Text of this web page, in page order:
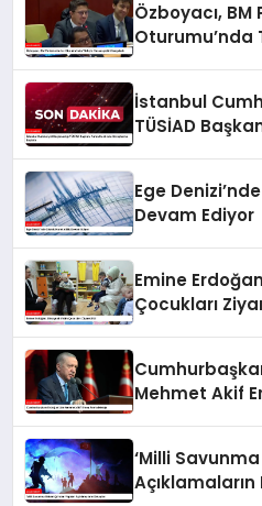
Özboyacı,
Oturumu’nda
İstanbul
TÜSİAD
Ege
Devam Ediyor
Emine
Çocukları
Mehmet Akif
‘Milli
Açıklamaların